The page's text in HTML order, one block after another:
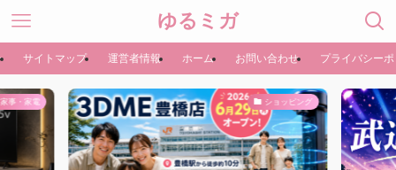
ゆるミガ
サイトマップ 運営者情報 ホーム お問い合わせ プライバシー
家事・家電 ショッピング